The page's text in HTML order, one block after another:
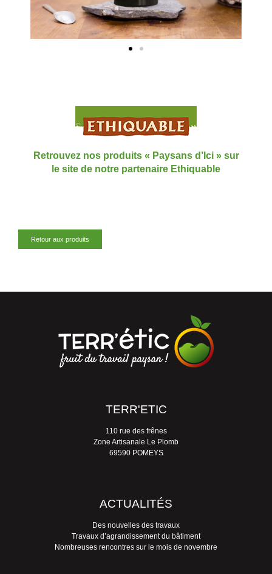
Retrouvez nos produits « Paysans d’Ici » sur
le site de notre partenaire Ethiquable
Retour aux produits
TERR'ETIC
110 rue des frênes
Zone Artisanale Le Plomb
69590 POMEYS
ACTUALITÉS
Des nouvelles des travaux
Travaux d’agrandissement du bâtiment
Nombreuses rencontres sur le mois de novembre